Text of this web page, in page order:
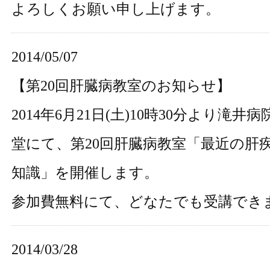
よろしくお願い申し上げます。
2014/05/07
【第20回肝臓病教室のお知らせ】
2014年6月21日(土)10時30分より滝井病
堂にて、第20回肝臓病教室「最近の肝
知識」を開催します。
参加費無料にて、どなたでも受講でき
2014/03/28